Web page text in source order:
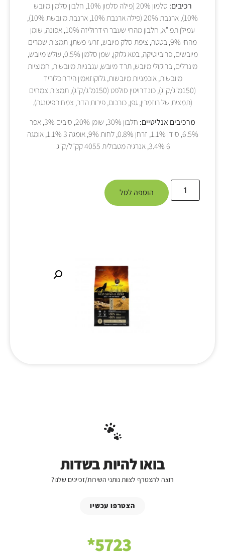
רכיבים:
סלמון 20% (פילה סלמון 10%, חלבון סלמון מיובש
10%), ארנבת 20% (פילה ארנבת 10%, ארנבת מיובשת 10%),
עמילן תפו"א, חלבון מהחי שעבר הידרוליזה 10%, אפונה, שומן
מהחי 9%, בטטה, ציפת סלק מיובש, זרעי פשתן, תמצית שמרים
מיובשים, פרוביוטיקה, בטא גלוקן, שמן סלמון 0.5%, עולש מיובש,
מינרלים, ברוקולי מיובש, תרד מיובש, עגבניות מיובשות, חמוציות
מיובשות, אוכמניות מיובשות, גלוקוזאמין הידרוכלוריד
(150מ"ג/ק"ג), כונדרויטין סולפט (150מ"ג/ק"ג), תמצית צמחים
(תמצית של רוזמרין, גפן, כורכום, פירות הדר, צמח הפיטנגה).
מרכיבים אנליטיים:
חלבון 30%, שומן 20%, סיבים 3%, אפר
6.5%, סידן 1.1%, זרחן 0.8%, לחות 9%, אומגה 3 1.1%, אומגה
6 3.4%, אנרגיה מטבולית 4055 קק"ל/ק"ג.
הוספה לסל
בואו להיות בשדות
רוצה להצטרף לצוות נותני השירות/זכיינים שלנו?
הצטרפו עכשיו
5723*